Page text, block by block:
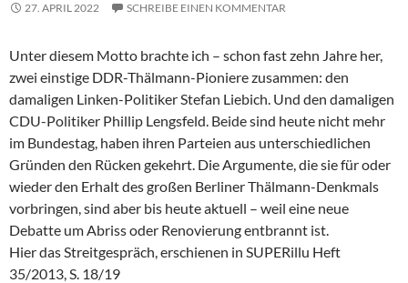
27. APRIL 2022 SCHREIBE EINEN KOMMENTAR
Unter diesem Motto brachte ich – schon fast zehn Jahre her,
zwei einstige DDR-Thälmann-Pioniere zusammen: den
damaligen Linken-Politiker Stefan Liebich. Und den damaligen
CDU-Politiker Phillip Lengsfeld. Beide sind heute nicht mehr
im Bundestag, haben ihren Parteien aus unterschiedlichen
Gründen den Rücken gekehrt. Die Argumente, die sie für oder
wieder den Erhalt des großen Berliner Thälmann-Denkmals
vorbringen, sind aber bis heute aktuell – weil eine neue
Debatte um Abriss oder Renovierung entbrannt ist.
Hier das Streitgespräch, erschienen in SUPERillu Heft
35/2013, S. 18/19